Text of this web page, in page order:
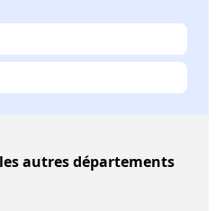
autres départements